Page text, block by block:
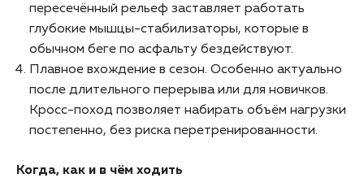
пересечённый рельеф заставляет работать
глубокие мышцы-стабилизаторы, которые в
обычном беге по асфальту бездействуют.
Плавное вхождение в сезон. Особенно актуально
после длительного перерыва или для новичков.
Кросс-поход позволяет набирать объём нагрузки
постепенно, без риска перетренированности.
Когда, как и в чём ходить